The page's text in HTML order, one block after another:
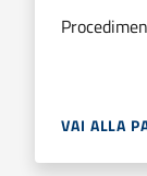
VAI ALLA